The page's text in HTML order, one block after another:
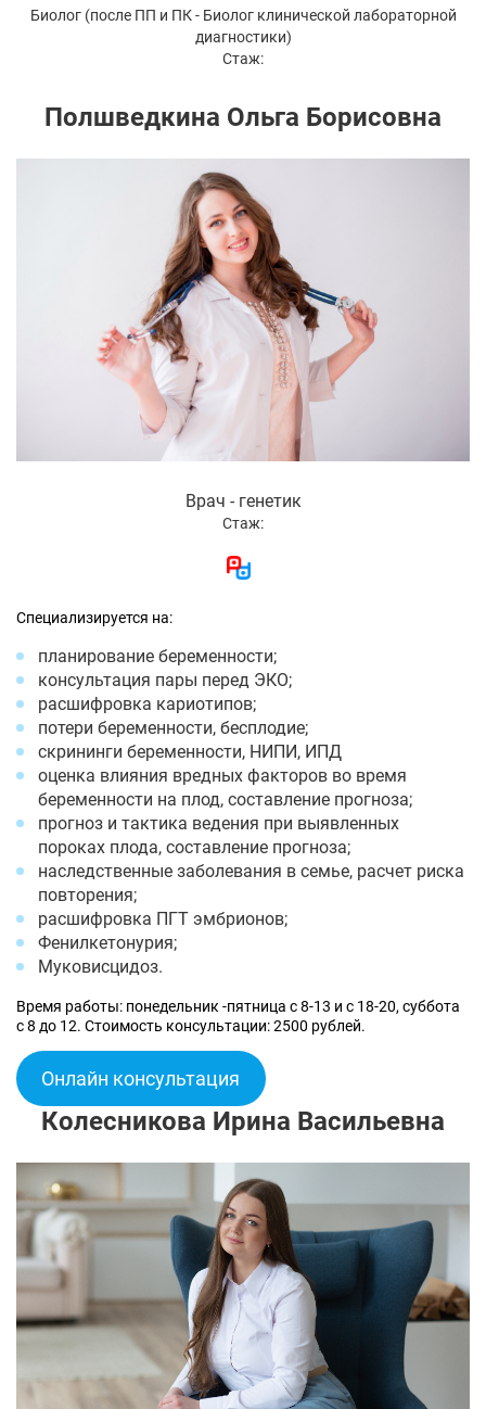
Биолог (после ПП и ПК - Биолог клинической лабораторной
диагностики)
Стаж:
Полшведкина Ольга Борисовна
Врач - генетик
Стаж:
Специализируется на:
планирование беременности;
консультация пары перед ЭКО;
расшифровка кариотипов;
потери беременности, бесплодие;
скрининги беременности, НИПИ, ИПД
оценка влияния вредных факторов во время
беременности на плод, составление прогноза;
прогноз и тактика ведения при выявленных
пороках плода, составление прогноза;
наследственные заболевания в семье, расчет риска
повторения;
расшифровка ПГТ эмбрионов;
Фенилкетонурия;
Муковисцидоз.
Время работы: понедельник -пятница с 8-13 и с 18-20, суббота
с 8 до 12. Стоимость консультации: 2500 рублей.
Онлайн консультация
Колесникова Ирина Васильевна